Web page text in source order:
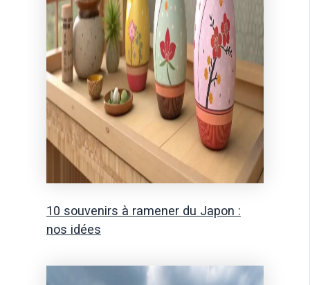
10 souvenirs à ramener du Japon :
nos idées